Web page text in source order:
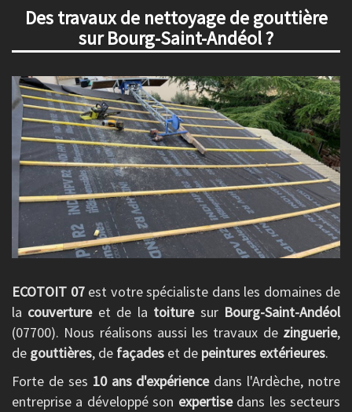
Des travaux de nettoyage de gouttière
sur Bourg-Saint-Andéol ?
ECOTOIT 07est votre spécialiste dans les domaines de
la couvertureet de la toituresur Bourg-Saint-Andéol
(07700). Nous réalisons aussi les travaux de zinguerie,
de gouttières, de façades et de peintures extérieures.
Forte de ses 10 ans d'expériencedans l'Ardèche, notre
entreprise a développé son expertisedans les secteurs